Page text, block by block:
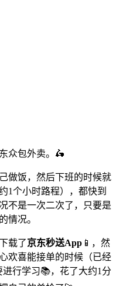
众包外卖。🛵
做饭，然后下班的时候就
1个小时路程），都快到
不是一次二次了，只要是
情况。
载了京东秒送App 📱，然
欢喜能接单的时候（已经
行学习📚，花了大约1分